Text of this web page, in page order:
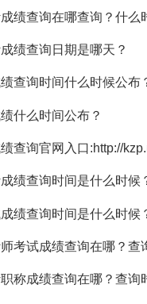
绩查询在哪查询？什么
绩查询日期是哪天？
查询时间什么时候公布
什么时间公布？
查询官网入口:http://
绩查询时间是什么时候
绩查询时间是什么时候
考试成绩查询在哪？查
称成绩查询在哪？查询